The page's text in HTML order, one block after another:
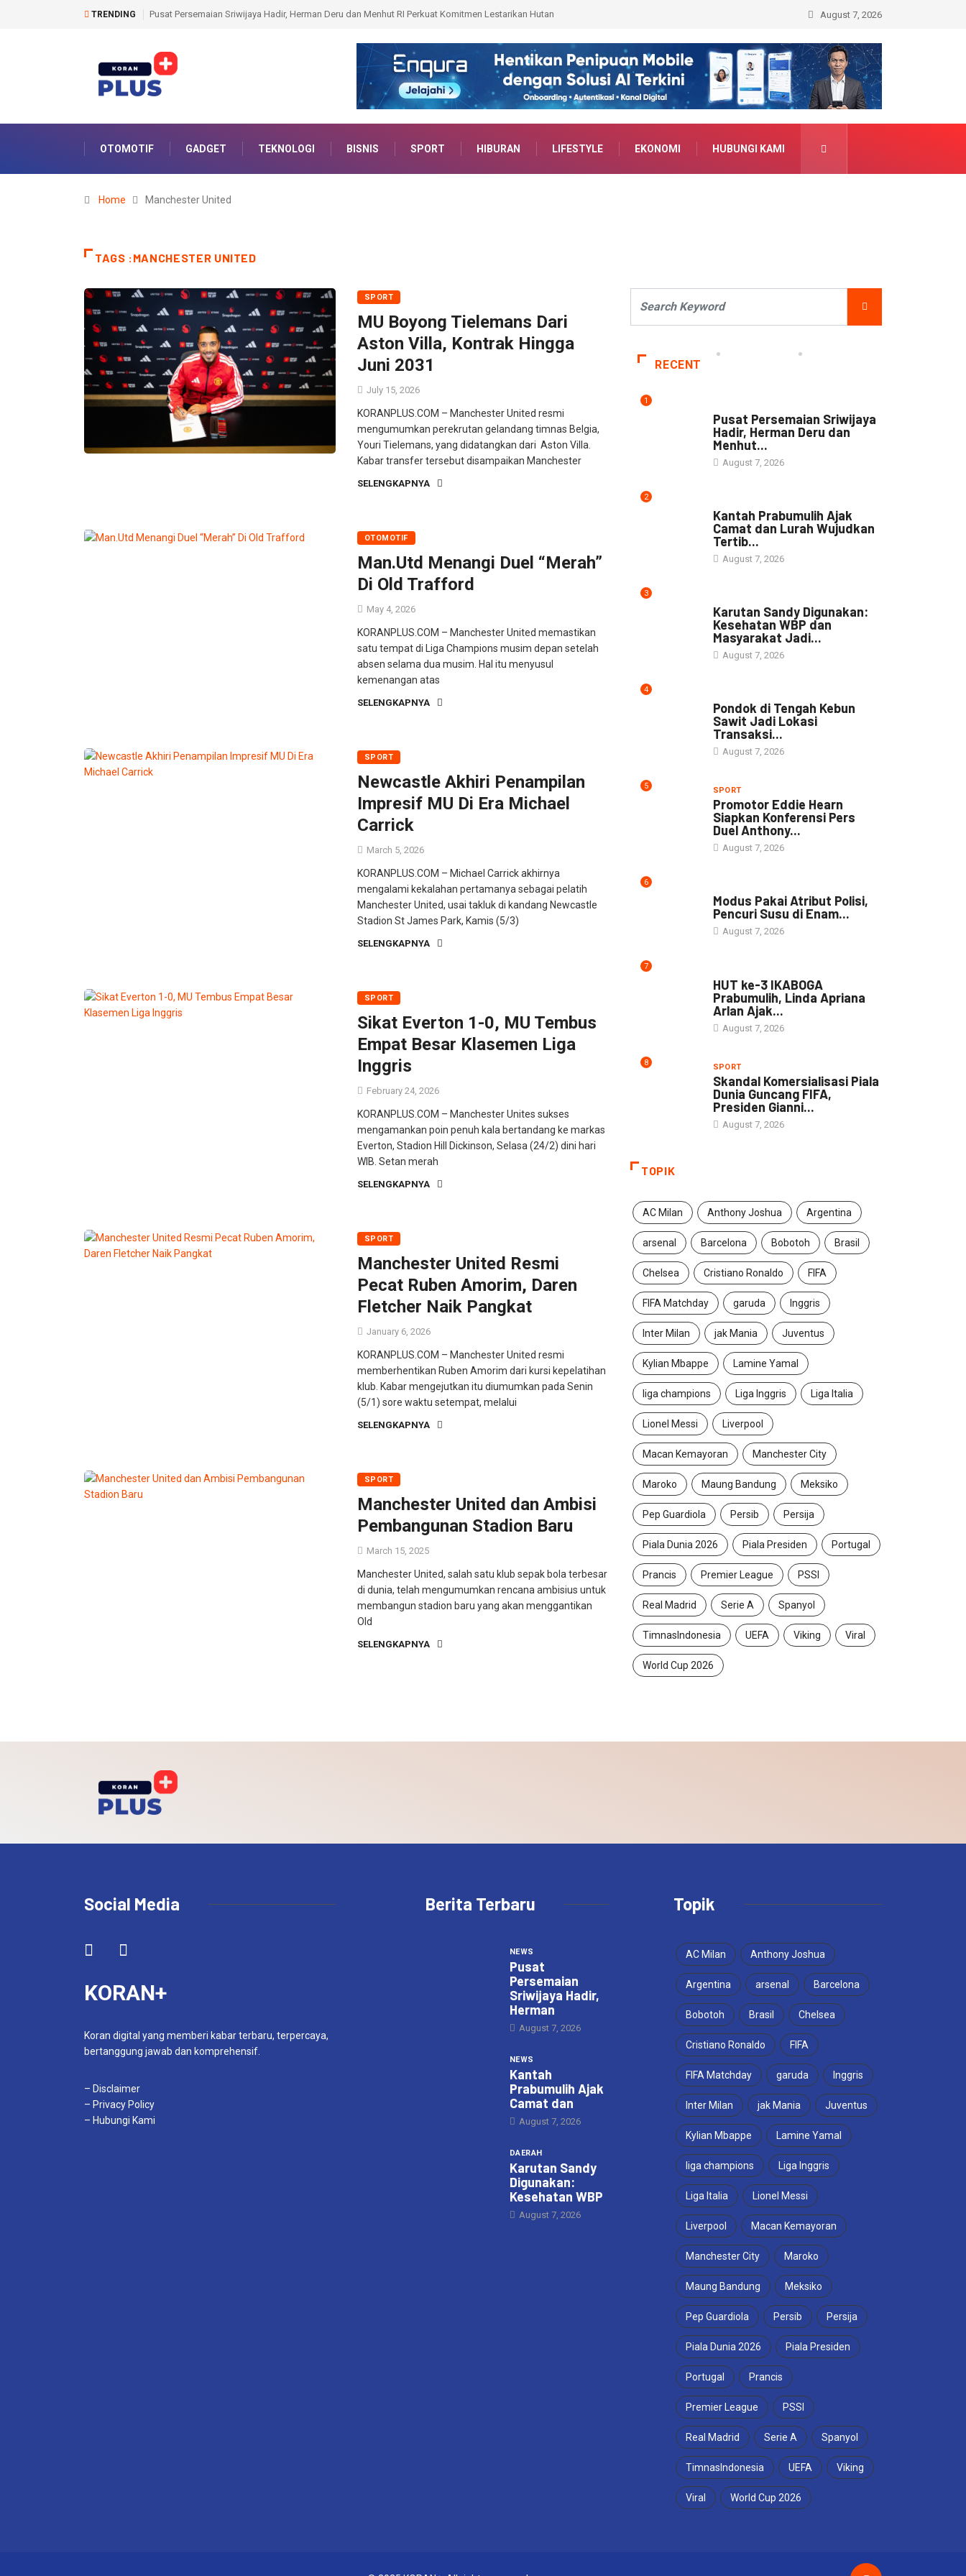
TRENDING
Menhut RI Perkuat Komitmen Lestarikan HutanKantah Prabumulih Ajak Camat dan Lurah Wujudkan Tertib Administrasi Pertanahan August 7, 2026
OTOMOTIF GADGET TEKNOLOGI BISNIS SPORT HIBURAN LIFESTYLE EKONOMI HUBUNGI KAMI
Home Manchester United
TAGS :MANCHESTER UNITED
SPORT
MU Boyong Tielemans Dari
Aston Villa, Kontrak Hingga
Juni 2031
July 15, 2026
KORANPLUS.COM – Manchester United resmi
mengumumkan perekrutan gelandang timnas Belgia,
Youri Tielemans, yang didatangkan dari Aston Villa.
Kabar transfer tersebut disampaikan Manchester
SELENGKAPNYA
OTOMOTIF
Man.Utd Menangi Duel “Merah”
Di Old Trafford
May 4, 2026
KORANPLUS.COM – Manchester United memastikan
satu tempat di Liga Champions musim depan setelah
absen selama dua musim. Hal itu menyusul
kemenangan atas
SELENGKAPNYA
SPORT
Newcastle Akhiri Penampilan
Impresif MU Di Era Michael
Carrick
March 5, 2026
KORANPLUS.COM – Michael Carrick akhirnya
mengalami kekalahan pertamanya sebagai pelatih
Manchester United, usai takluk di kandang Newcastle
Stadion St James Park, Kamis (5/3)
SELENGKAPNYA
SPORT
Sikat Everton 1-0, MU Tembus
Empat Besar Klasemen Liga
Inggris
February 24, 2026
KORANPLUS.COM – Manchester Unites sukses
mengamankan poin penuh kala bertandang ke markas
Everton, Stadion Hill Dickinson, Selasa (24/2) dini hari
WIB. Setan merah
SELENGKAPNYA
SPORT
Manchester United Resmi
Pecat Ruben Amorim, Daren
Fletcher Naik Pangkat
January 6, 2026
KORANPLUS.COM – Manchester United resmi
memberhentikan Ruben Amorim dari kursi kepelatihan
klub. Kabar mengejutkan itu diumumkan pada Senin
(5/1) sore waktu setempat, melalui
SELENGKAPNYA
SPORT
Manchester United dan Ambisi
Pembangunan Stadion Baru
March 15, 2025
Manchester United, salah satu klub sepak bola terbesar
di dunia, telah mengumumkan rencana ambisius untuk
membangun stadion baru yang akan menggantikan
Old
SELENGKAPNYA
RECENT
1
Pusat Persemaian Sriwijaya
Hadir, Herman Deru dan
Menhut...
August 7, 2026
2
Kantah Prabumulih Ajak
Camat dan Lurah Wujudkan
Tertib...
August 7, 2026
3
Karutan Sandy Digunakan:
Kesehatan WBP dan
Masyarakat Jadi...
August 7, 2026
4
Pondok di Tengah Kebun
Sawit Jadi Lokasi
Transaksi...
August 7, 2026
5 SPORT
Promotor Eddie Hearn
Siapkan Konferensi Pers
Duel Anthony...
August 7, 2026
6
Modus Pakai Atribut Polisi,
Pencuri Susu di Enam...
August 7, 2026
7
HUT ke-3 IKABOGA
Prabumulih, Linda Apriana
Arlan Ajak...
August 7, 2026
8 SPORT
Skandal Komersialisasi Piala
Dunia Guncang FIFA,
Presiden Gianni...
August 7, 2026
TOPIK
AC Milan Anthony Joshua Argentina
arsenal Barcelona Bobotoh Brasil
Chelsea Cristiano Ronaldo FIFA
FIFA Matchday garuda Inggris
Inter Milan jak Mania Juventus
Kylian Mbappe Lamine Yamal
liga champions Liga Inggris Liga Italia
Lionel Messi Liverpool
Macan Kemayoran Manchester City
Maroko Maung Bandung Meksiko
Pep Guardiola Persib Persija
Piala Dunia 2026 Piala Presiden Portugal
Prancis Premier League PSSI
Real Madrid Serie A Spanyol
TimnasIndonesia UEFA Viking Viral
World Cup 2026
Social Media
KORAN+
Koran digital yang memberi kabar terbaru, terpercaya,
bertanggung jawab dan komprehensif.
– Disclaimer
– Privacy Policy
– Hubungi Kami
Berita Terbaru
NEWS
Pusat
Persemaian
Sriwijaya Hadir,
Herman
August 7, 2026
NEWS
Kantah
Prabumulih Ajak
Camat dan
August 7, 2026
DAERAH
Karutan Sandy
Digunakan:
Kesehatan WBP
August 7, 2026
Topik
AC Milan Anthony Joshua
Argentina arsenal Barcelona
Bobotoh Brasil Chelsea
Cristiano Ronaldo FIFA
FIFA Matchday garuda Inggris
Inter Milan jak Mania Juventus
Kylian Mbappe Lamine Yamal
liga champions Liga Inggris
Liga Italia Lionel Messi
Liverpool Macan Kemayoran
Manchester City Maroko
Maung Bandung Meksiko
Pep Guardiola Persib Persija
Piala Dunia 2026 Piala Presiden
Portugal Prancis
Premier League PSSI
Real Madrid Serie A Spanyol
TimnasIndonesia UEFA Viking
Viral World Cup 2026